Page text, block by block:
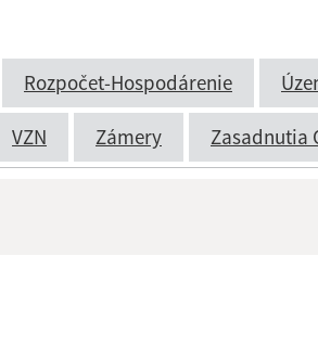
Rozpočet-Hospodárenie
VZN Zámery Zasadnutia